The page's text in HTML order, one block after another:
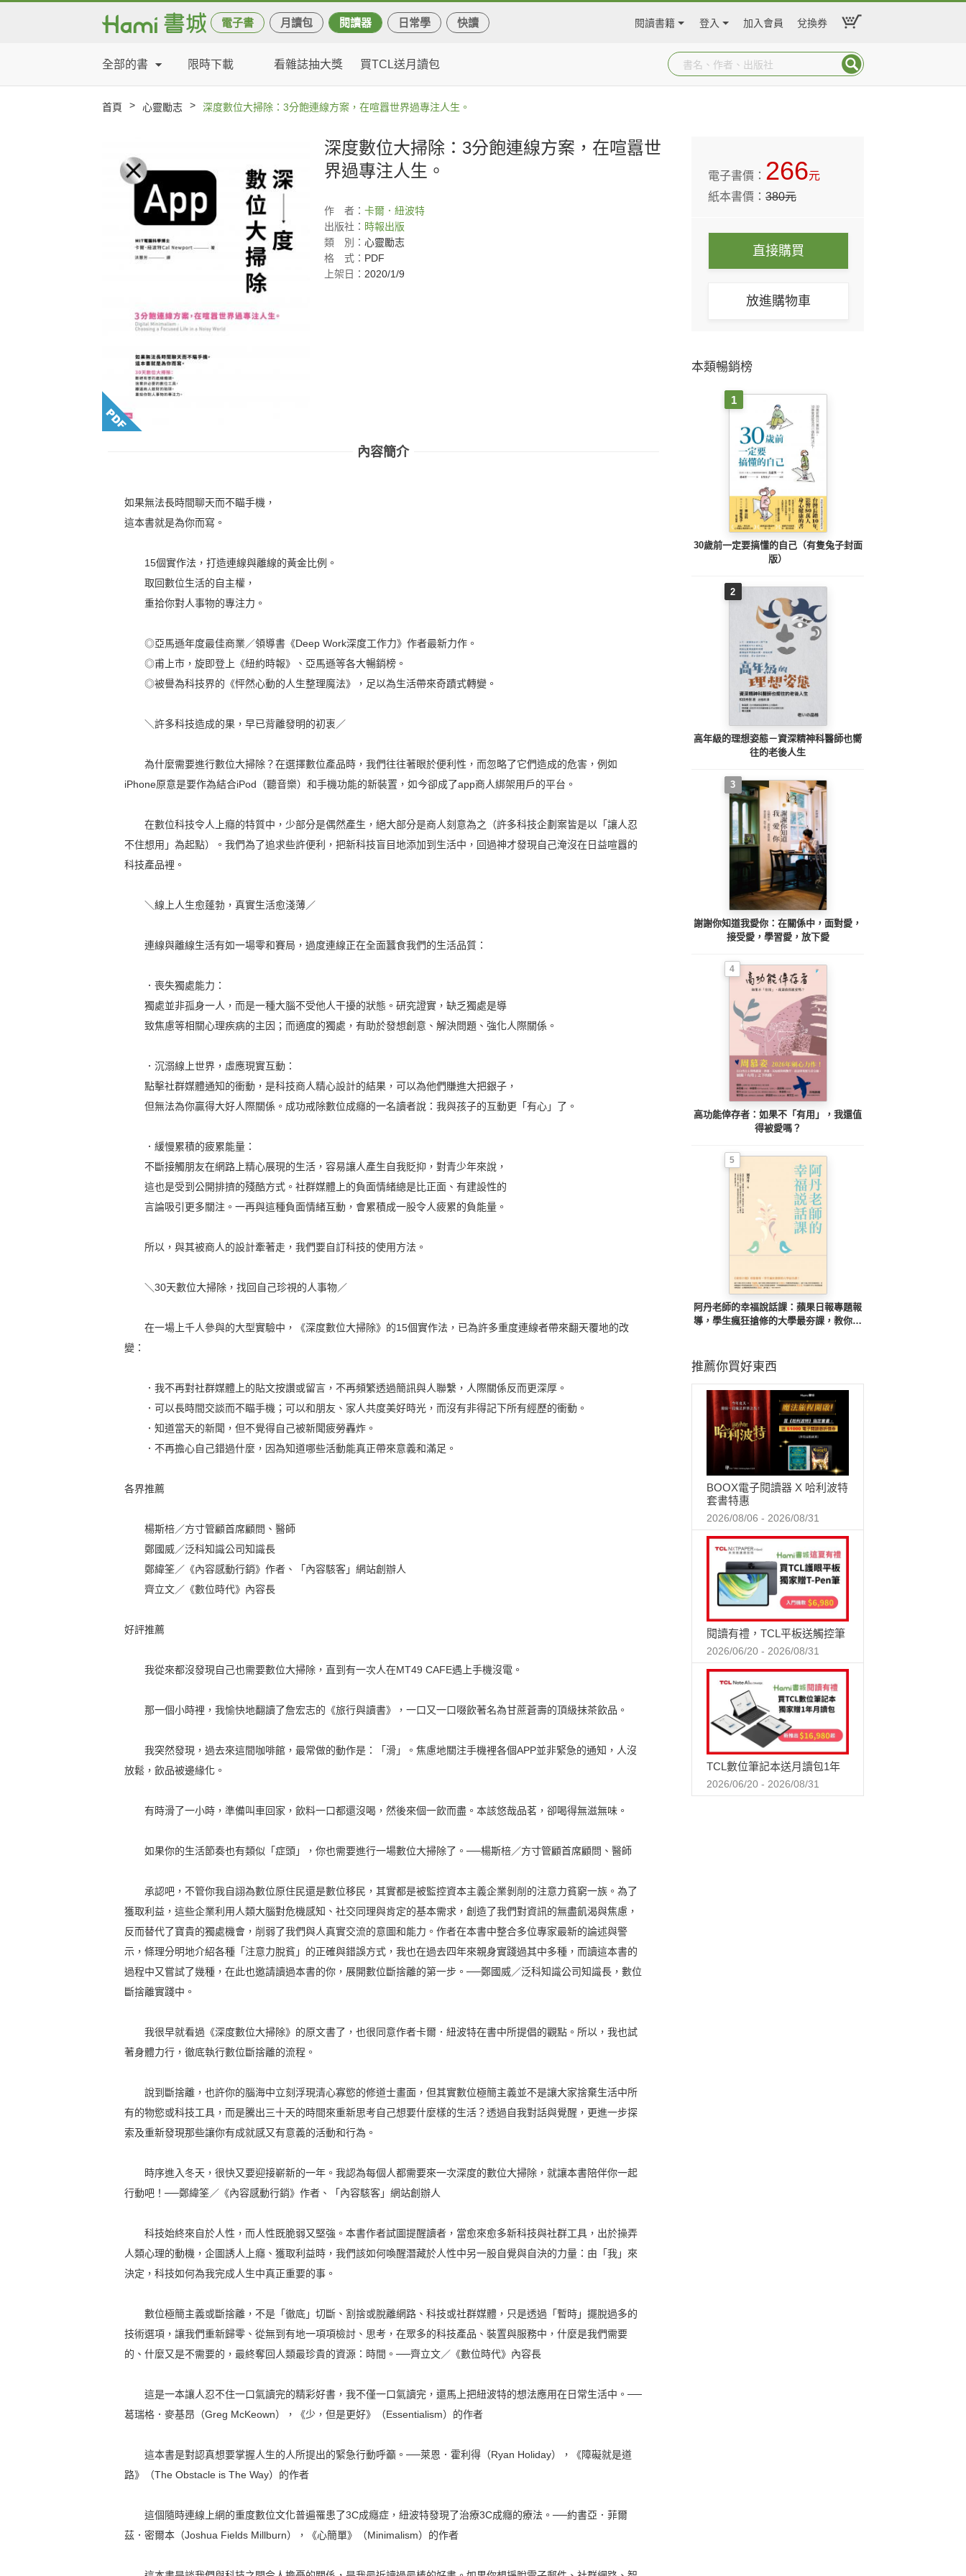
電子書 月讀包 閱讀器 日常學 快讀 閱讀書籍 登入 加入會員 兌換券
全部的書 限時下載 看雜誌抽大獎 買TCL送月讀包
首頁 > 心靈勵志 > 深度數位大掃除：3分飽連線方案，在喧囂世界過專注人生。
深度數位大掃除：3分飽連線方案，在喧囂世
界過專注人生。
作 者： 卡爾．紐波特
出版社： 時報出版
類
別： 心靈勵志
格
式： PDF
上架日： 2020/1/9
內容簡介
如果無法長時間聊天而不瞄手機，
這本書就是為你而寫。
15個實作法，打造連線與離線的黃金比例。
取回數位生活的自主權，
重拾你對人事物的專注力。
◎亞馬遜年度最佳商業／領導書《Deep Work深度工作力》作者最新力作。
◎甫上市，旋即登上《紐約時報》、亞馬遜等各大暢銷榜。
◎被譽為科技界的《怦然心動的人生整理魔法》，足以為生活帶來奇蹟式轉變。
＼許多科技造成的果，早已背離發明的初衷／
為什麼需要進行數位大掃除？在選擇數位產品時，我們往往著眼於便利性，而忽略了它們造成的危害，例如
iPhone原意是要作為結合iPod（聽音樂）和手機功能的新裝置，如今卻成了app商人綁架用戶的平台。
在數位科技令人上癮的特質中，少部分是偶然產生，絕大部分是商人刻意為之（許多科技企劃案皆是以「讓人忍
不住想用」為起點）。我們為了追求些許便利，把新科技盲目地添加到生活中，回過神才發現自己淹沒在日益喧囂的
科技產品裡。
＼線上人生愈蓬勃，真實生活愈淺薄／
連線與離線生活有如一場零和賽局，過度連線正在全面蠶食我們的生活品質：
．喪失獨處能力：
獨處並非孤身一人，而是一種大腦不受他人干擾的狀態。研究證實，缺乏獨處是導
致焦慮等相關心理疾病的主因；而適度的獨處，有助於發想創意、解決問題、強化人際關係。
．沉溺線上世界，虛應現實互動：
點擊社群媒體通知的衝動，是科技商人精心設計的結果，可以為他們賺進大把銀子，
但無法為你贏得大好人際關係。成功戒除數位成癮的一名讀者說：我與孩子的互動更「有心」了。
．緩慢累積的疲累能量：
不斷接觸朋友在網路上精心展現的生活，容易讓人產生自我貶抑，對青少年來說，
這也是受到公開排擠的殘酷方式。社群媒體上的負面情緒總是比正面、有建設性的
言論吸引更多關注。一再與這種負面情緒互動，會累積成一股令人疲累的負能量。
所以，與其被商人的設計牽著走，我們要自訂科技的使用方法。
＼30天數位大掃除，找回自己珍視的人事物／
在一場上千人參與的大型實驗中，《深度數位大掃除》的15個實作法，已為許多重度連線者帶來翻天覆地的改
變：
．我不再對社群媒體上的貼文按讚或留言，不再頻繁透過簡訊與人聯繫，人際關係反而更深厚。
．可以長時間交談而不瞄手機；可以和朋友、家人共度美好時光，而沒有非得記下所有經歷的衝動。
．知道當天的新聞，但不覺得自己被新聞疲勞轟炸。
．不再擔心自己錯過什麼，因為知道哪些活動能真正帶來意義和滿足。
各界推薦
楊斯棓／方寸管顧首席顧問、醫師
鄭國威／泛科知識公司知識長
鄭緯筌／《內容感動行銷》作者、「內容駭客」網站創辦人
齊立文／《數位時代》內容長
好評推薦
我從來都沒發現自己也需要數位大掃除，直到有一次人在MT49 CAFE遇上手機沒電。
那一個小時裡，我愉快地翻讀了詹宏志的《旅行與讀書》，一口又一口啜飲著名為甘蔗蒼壽的頂級抹茶飲品。
我突然發現，過去來這間咖啡館，最常做的動作是：「滑」。焦慮地關注手機裡各個APP並非緊急的通知，人沒
放鬆，飲品被邊緣化。
有時滑了一小時，準備叫車回家，飲料一口都還沒喝，然後來個一飲而盡。本該悠哉品茗，卻喝得無滋無味。
如果你的生活節奏也有類似「症頭」，你也需要進行一場數位大掃除了。──楊斯棓／方寸管顧首席顧問、醫師
承認吧，不管你我自詡為數位原住民還是數位移民，其實都是被監控資本主義企業剝削的注意力貧窮一族。為了
獲取利益，這些企業利用人類大腦對危機感知、社交同理與肯定的基本需求，創造了我們對資訊的無盡飢渴與焦慮，
反而替代了寶貴的獨處機會，削弱了我們與人真實交流的意圖和能力。作者在本書中整合多位專家最新的論述與警
示，條理分明地介紹各種「注意力脫貧」的正確與錯誤方式，我也在過去四年來親身實踐過其中多種，而讀這本書的
過程中又嘗試了幾種，在此也邀請讀過本書的你，展開數位斷捨離的第一步。──鄭國威／泛科知識公司知識長，數位
斷捨離實踐中。
我很早就看過《深度數位大掃除》的原文書了，也很同意作者卡爾．紐波特在書中所提倡的觀點。所以，我也試
著身體力行，徹底執行數位斷捨離的流程。
說到斷捨離，也許你的腦海中立刻浮現清心寡慾的修道士畫面，但其實數位極簡主義並不是讓大家捨棄生活中所
有的物慾或科技工具，而是騰出三十天的時間來重新思考自己想要什麼樣的生活？透過自我對話與覺醒，更進一步探
索及重新發現那些讓你有成就感又有意義的活動和行為。
時序進入冬天，很快又要迎接嶄新的一年。我認為每個人都需要來一次深度的數位大掃除，就讓本書陪伴你一起
行動吧！──鄭緯筌／《內容感動行銷》作者、「內容駭客」網站創辦人
科技始終來自於人性，而人性既脆弱又堅強。本書作者試圖提醒讀者，當愈來愈多新科技與社群工具，出於操弄
人類心理的動機，企圖誘人上癮、獲取利益時，我們該如何喚醒潛藏於人性中另一股自覺與自決的力量：由「我」來
決定，科技如何為我完成人生中真正重要的事。
數位極簡主義或斷捨離，不是「徹底」切斷、割捨或脫離網路、科技或社群媒體，只是透過「暫時」擺脫過多的
技術選項，讓我們重新歸零、從無到有地一項項檢討、思考，在眾多的科技產品、裝置與服務中，什麼是我們需要
的、什麼又是不需要的，最終奪回人類最珍貴的資源：時間。──齊立文／《數位時代》內容長
這是一本讓人忍不住一口氣讀完的精彩好書，我不僅一口氣讀完，還馬上把紐波特的想法應用在日常生活中。──
葛瑞格．麥基昂（Greg McKeown），《少，但是更好》（Essentialism）的作者
這本書是對認真想要掌握人生的人所提出的緊急行動呼籲。──萊恩．霍利得（Ryan Holiday），《障礙就是道
路》（The Obstacle is The Way）的作者
這個隨時連線上網的重度數位文化普遍罹患了3C成癮症，紐波特發現了治療3C成癮的療法。──約書亞．菲爾
茲．密爾本（Joshua Fields Millburn），《心簡單》（Minimalism）的作者
電子書價： 266元
紙本書價：380元
直接購買
放進購物車
本類暢銷榜
1
30歲前一定要搞懂的自己（有隻兔子封面
版）
2
高年級的理想姿態－資深精神科醫師也嚮
往的老後人生
3
謝謝你知道我愛你：在關係中，面對愛，
接受愛，學習愛，放下愛
4
高功能倖存者：如果不「有用」，我還值
得被愛嗎？
5
阿丹老師的幸福說話課：蘋果日報專題報
導，學生瘋狂搶修的大學最夯課，教你不
推薦你買好東西
BOOX電子閱讀器 X 哈利波特
套書特惠
2026/08/06 - 2026/08/31
閱讀有禮，TCL平板送觸控筆
2026/06/20 - 2026/08/31
TCL數位筆記本送月讀包1年
2026/06/20 - 2026/08/31